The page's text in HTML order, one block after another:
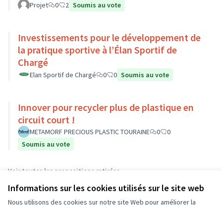
Informations sur les cookies utilisés sur le site web
Nous utilisons des cookies sur notre site Web pour améliorer la
Projet 0 2 Soumis au vote
Investissements pour le développement de
la pratique sportive à l’Élan Sportif de
Chargé
Elan Sportif de Chargé 0 0 Soumis au vote
Innover pour recycler plus de plastique en
circuit court !
METAMORF PRECIOUS PLASTIC TOURAINE 0
0
Soumis au vote
Voir toutes les propositions retirées